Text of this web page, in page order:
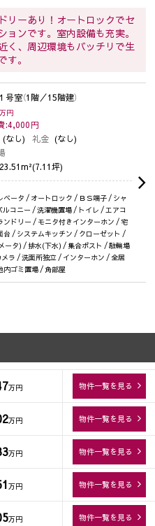
リーあり！オートロックでセ
ョンです。室内設備も充実。
く、周辺環境もバッチリで生
。
号室（1階／15階建）
万円
:4,000円
(なし) 礼金 (なし)
坪)
ータ / オートロック / ＢＳ端子 / シャ
コニー / 洗濯機置場 / トイレ / エアコ
ドリー / モニタ付きインターホン / 宅
台 / システムキッチン / クローゼット /
ータ) / 排水(下水) / 集合ポスト / 駐輪場
ラ / 洗面所独立 / インターホン / 全居
内ゴミ置場 / 角部屋
万円 物件一覧を見る
万円 物件一覧を見る
万円 物件一覧を見る
万円 物件一覧を見る
万円 物件一覧を見る